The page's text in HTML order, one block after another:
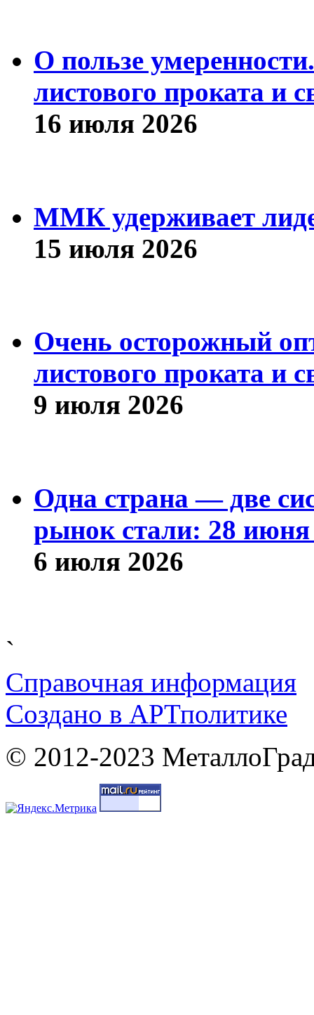
О пользе
листового проката и
16 июля 2026
ММК удерживает
15 июля 2026
Очень осторожный
листового проката и
9 июля 2026
Одна страна — две
рынок стали: 28
6 июля 2026
`
Справочная информация
Cоздано в АРТполитике
© 2012-2023